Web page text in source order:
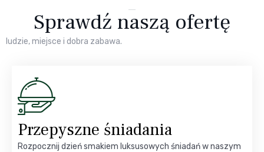
Sprawdź naszą ofertę
ludzie, miejsce i dobra zabawa.
Przepyszne śniadania
Rozpocznij dzień smakiem luksusowych śniadań w naszym